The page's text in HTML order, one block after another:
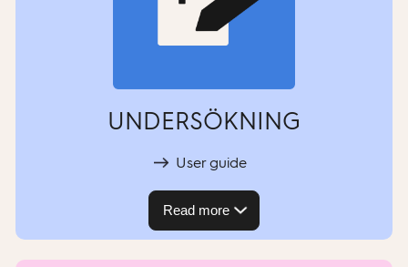
UNDERSÖKNING
User guide
Read more